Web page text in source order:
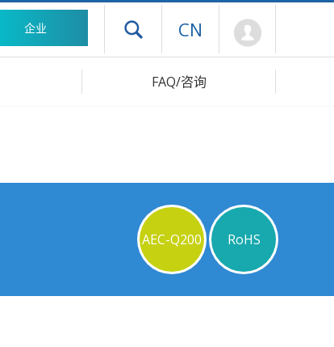
企业 打开抽屉菜单
CN
FAQ/咨询
AEC-Q200
RoHS